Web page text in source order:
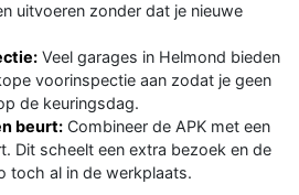
uitvoeren zonder dat je nieuwe
Veel garages in Helmond bieden
voorinspectie aan zodat je geen
de keuringsdag.
beurt: Combineer de APK met een
Dit scheelt een extra bezoek en de
toch al in de werkplaats.